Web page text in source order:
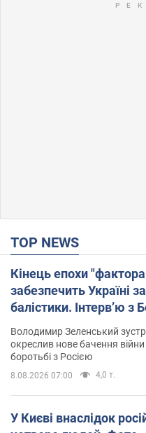
TOP NEWS
Кінець епохи
забезпечить Україні
балістики. Інтерв’ю з
Володимир Зеленський
окреслив нове бачення
боротьбі з Росією
8.08.2026 07:00 4,0 т.
У Києві внаслідок